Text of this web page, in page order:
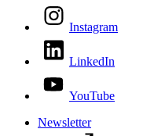
Instagram
LinkedIn
YouTube
Newsletter